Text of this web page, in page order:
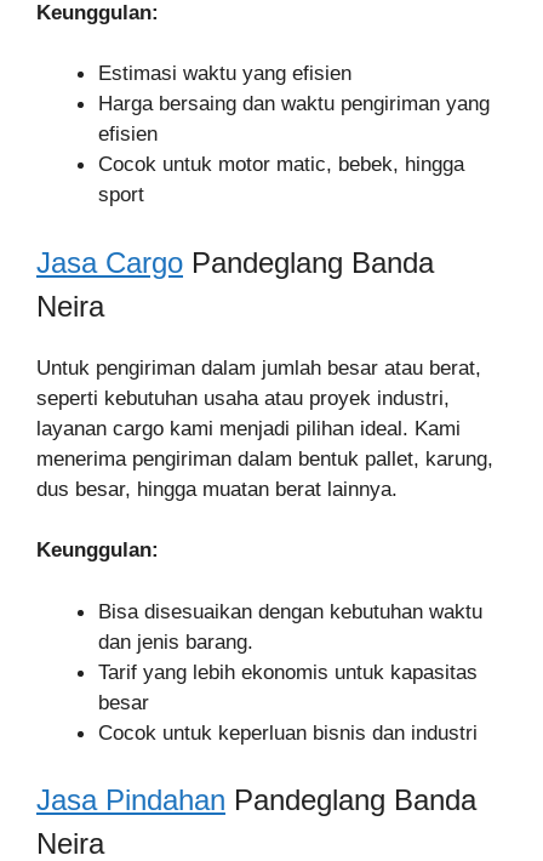
Keunggulan:
Estimasi waktu yang efisien
Harga bersaing dan waktu pengiriman yang
efisien
Cocok untuk motor matic, bebek, hingga
sport
Jasa Cargo Pandeglang Banda
Neira
Untuk pengiriman dalam jumlah besar atau berat,
seperti kebutuhan usaha atau proyek industri,
layanan cargo kami menjadi pilihan ideal. Kami
menerima pengiriman dalam bentuk pallet, karung,
dus besar, hingga muatan berat lainnya.
Keunggulan:
Bisa disesuaikan dengan kebutuhan waktu
dan jenis barang.
Tarif yang lebih ekonomis untuk kapasitas
besar
Cocok untuk keperluan bisnis dan industri
Jasa Pindahan Pandeglang Banda
Neira